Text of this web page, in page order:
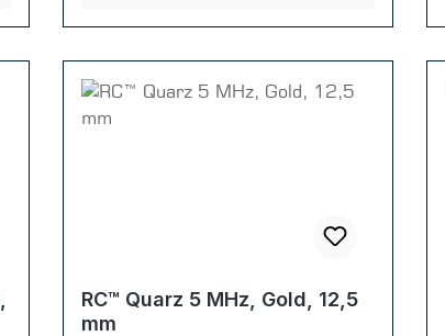
RC™ Quarz 5 MHz, Gold, 12,5
mm